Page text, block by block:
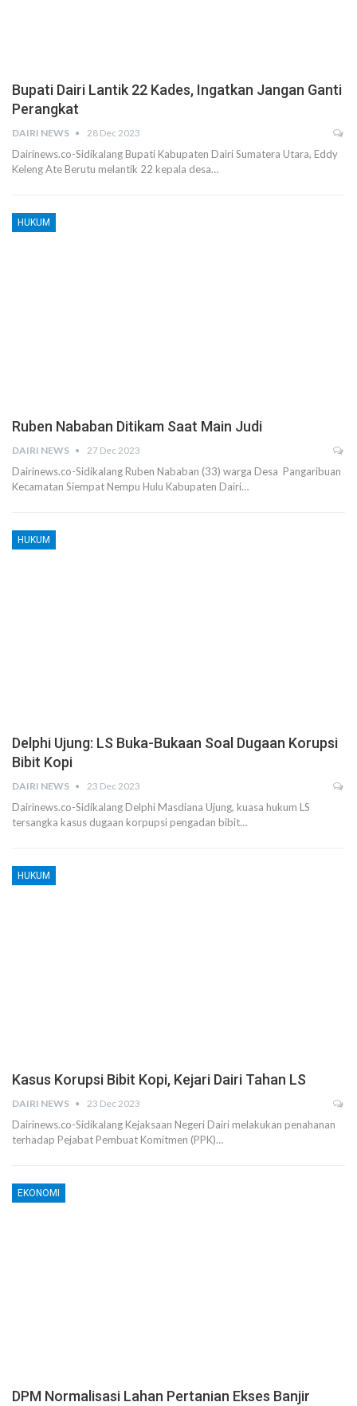
Bupati Dairi Lantik 22 Kades, Ingatkan Jangan Ganti
Perangkat
DAIRI NEWS 28 Dec 2023
Dairinews.co-Sidikalang Bupati Kabupaten Dairi Sumatera Utara, Eddy
Keleng Ate Berutu melantik 22 kepala desa…
HUKUM
Ruben Nababan Ditikam Saat Main Judi
DAIRI NEWS 27 Dec 2023
Dairinews.co-Sidikalang Ruben Nababan (33) warga Desa Pangaribuan
Kecamatan Siempat Nempu Hulu Kabupaten Dairi…
HUKUM
Delphi Ujung: LS Buka-Bukaan Soal Dugaan Korupsi
Bibit Kopi
DAIRI NEWS 23 Dec 2023
Dairinews.co-Sidikalang Delphi Masdiana Ujung, kuasa hukum LS
tersangka kasus dugaan korpupsi pengadan bibit…
HUKUM
Kasus Korupsi Bibit Kopi, Kejari Dairi Tahan LS
DAIRI NEWS 23 Dec 2023
Dairinews.co-Sidikalang Kejaksaan Negeri Dairi melakukan penahanan
terhadap Pejabat Pembuat Komitmen (PPK)…
EKONOMI
DPM Normalisasi Lahan Pertanian Ekses Banjir